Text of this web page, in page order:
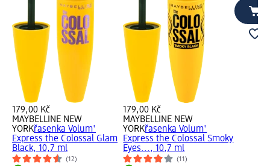
179,00 Kč
MAYBELLINE NEW
YORKřasenka Volum'
Express the Colossal Glam
Black, 10,7 ml
(12)
179,00 Kč
MAYBELLINE NEW
YORKřasenka Volum'
Express the Colossal Smoky
Eyes..., 10,7 ml
(11)